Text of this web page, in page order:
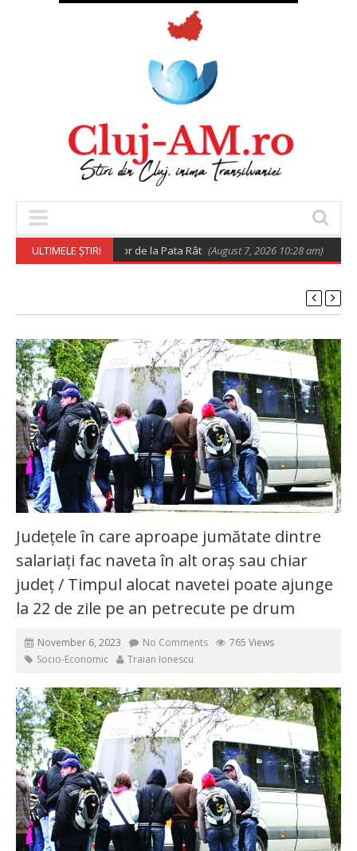
ULTIMELE ȘTIRI
relocarea rromilor de la Pata Rât (August 7, 2026 10:28 am)
Județele în care aproape jumătate dintre
salariați fac naveta în alt oraș sau chiar
județ / Timpul alocat navetei poate ajunge
la 22 de zile pe an petrecute pe drum
November 6, 2023 No Comments
765 Views
Socio-Economic
Traian Ionescu